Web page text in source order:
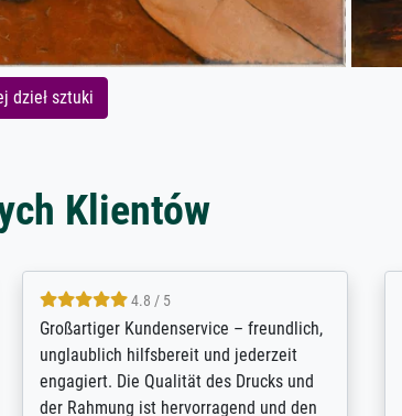
dzieł sztuki
Klientów
5 / 5
Outstanding quality and customer
support. - the quality of the printing is
excellent and difficult to distinguish
from the real thing; it will be my go-to